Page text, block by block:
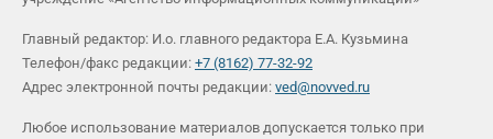
Главный редактор: И.о. главного редактора Е.А. Кузьмина
Телефон/факс редакции: +7 (8162) 77-32-92
Адрес электронной почты редакции: ved@novved.ru
Любое использование материалов допускается только при